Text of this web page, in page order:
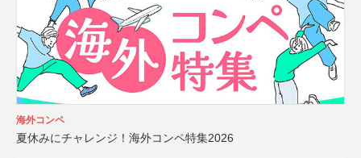
海外コンペ
夏休みにチャレンジ！海外コンペ特集2026